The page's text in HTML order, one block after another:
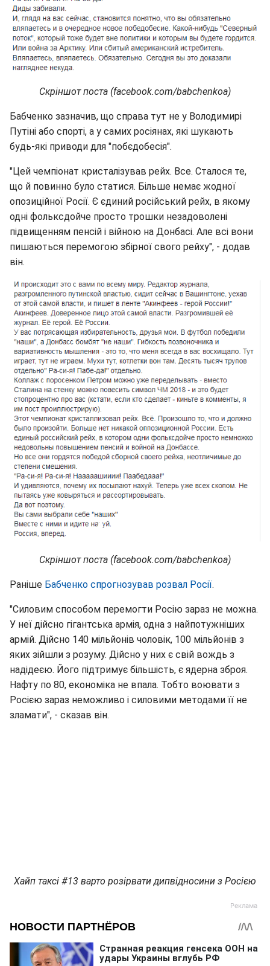
Скріншот поста (facebook.com/babchenkoa)
Бабченко зазначив, що справа тут не у Володимирі
Путіні або спорті, а у самих росіянах, які шукають
будь-які приводи для "побєдобесія".
"Цей чемпіонат кристалізував рейх. Все. Сталося те,
що й повинно було статися. Більше немає жодної
опозиційної Росії. Є єдиний російський рейх, в якому
одні фольксдойче просто трошки незадоволені
підвищенням пенсій і війною на Донбасі. Але всі вони
пишаються перемогою збірної свого рейху", - додав
він.
Скріншот поста (facebook.com/babchenkoa)
Раніше Бабченко спрогнозував розвал Росії.
"Силовим способом перемогти Росію зараз не можна.
У неї дійсно гігантська армія, одна з найпотужніших
армій. Дійсно 140 мільйонів чоловік, 100 мільйонів з
яких зійшли з розуму. Дійсно у них є свій вождь з
надідеєю. Його підтримує більшість, є ядерна зброя.
Нафту по 80, економіка не впала. Тобто воювати з
Росією зараз неможливо і силовими методами її не
зламати", - сказав він.
Хайп таксі #13 варто розірвати дипвідносини з Росією